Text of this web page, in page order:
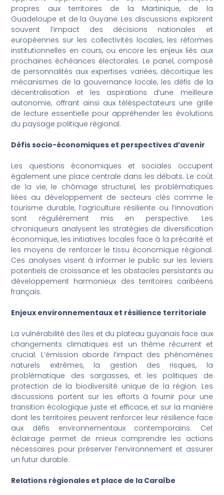
propres aux territoires de la Martinique, de la
Guadeloupe et de la Guyane. Les discussions explorent
souvent l’impact des décisions nationales et
européennes sur les collectivités locales, les réformes
institutionnelles en cours, ou encore les enjeux liés aux
prochaines échéances électorales. Le panel, composé
de personnalités aux expertises variées, décortique les
mécanismes de la gouvernance locale, les défis de la
décentralisation et les aspirations d’une meilleure
autonomie, offrant ainsi aux téléspectateurs une grille
de lecture essentielle pour appréhender les évolutions
du paysage politique régional.
Défis socio-économiques et perspectives d’avenir
Les questions économiques et sociales occupent
également une place centrale dans les débats. Le coût
de la vie, le chômage structurel, les problématiques
liées au développement de secteurs clés comme le
tourisme durable, l’agriculture résiliente ou l’innovation
sont régulièrement mis en perspective. Les
chroniqueurs analysent les stratégies de diversification
économique, les initiatives locales face à la précarité et
les moyens de renforcer le tissu économique régional.
Ces analyses visent à informer le public sur les leviers
potentiels de croissance et les obstacles persistants au
développement harmonieux des territoires caribéens
français.
Enjeux environnementaux et résilience territoriale
La vulnérabilité des îles et du plateau guyanais face aux
changements climatiques est un thème récurrent et
crucial. L’émission aborde l’impact des phénomènes
naturels extrêmes, la gestion des risques, la
problématique des sargasses, et les politiques de
protection de la biodiversité unique de la région. Les
discussions portent sur les efforts à fournir pour une
transition écologique juste et efficace, et sur la manière
dont les territoires peuvent renforcer leur résilience face
aux défis environnementaux contemporains. Cet
éclairage permet de mieux comprendre les actions
nécessaires pour préserver l’environnement et assurer
un futur durable.
Relations régionales et place de la Caraïbe